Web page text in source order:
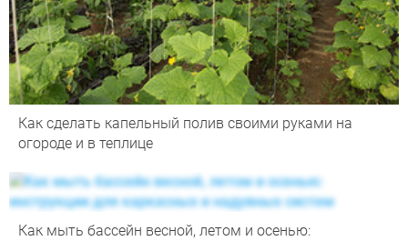
Как сделать капельный полив своими руками на
огороде и в теплице
Как мыть бассейн весной, летом и осенью: